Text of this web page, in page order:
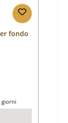
fondo
giorni